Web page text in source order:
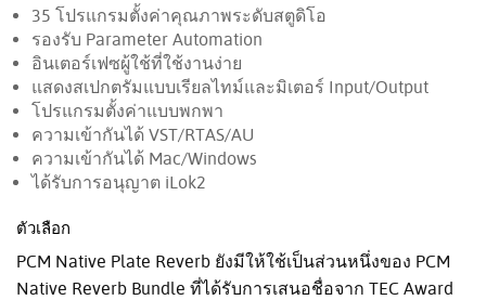
35 โปรแกรมตั้งค่าคุณภาพระดับสตูดิโอ
รองรับ Parameter Automation
อินเตอร์เฟซผู้ใช้ที่ใช้งานง่าย
แสดงสเปกตรัมแบบเรียลไทม์และมิเตอร์ Input/Output
โปรแกรมตั้งค่าแบบพกพา
ความเข้ากันได้ VST/RTAS/AU
ความเข้ากันได้ Mac/Windows
ได้รับการอนุญาต iLok2
ตัวเลือก
PCM Native Plate Reverb ยังมีให้ใช้เป็นส่วนหนึ่งของ PCM
Native Reverb Bundle ที่ได้รับการเสนอชื่อจาก TEC Award